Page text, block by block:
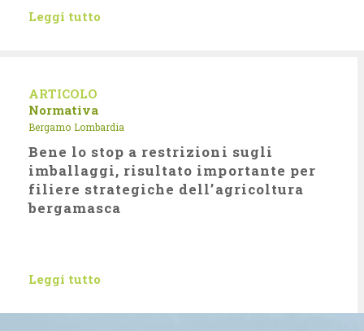
Leggi tutto
ARTICOLO
Normativa
Bergamo Lombardia
Bene lo stop a restrizioni sugli
imballaggi, risultato importante per
filiere strategiche dell’agricoltura
bergamasca
Leggi tutto